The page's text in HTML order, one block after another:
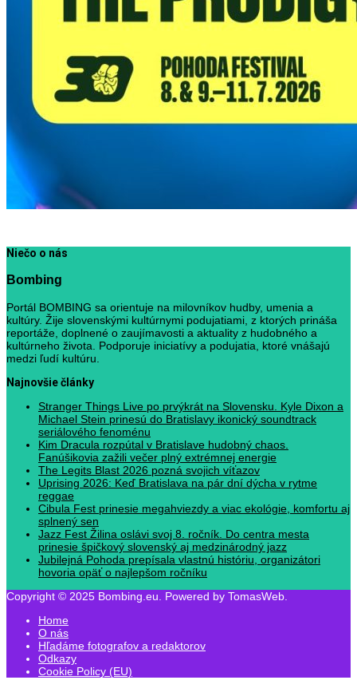
Niečo o nás
Bombing
Portál BOMBING sa orientuje na milovníkov hudby, umenia a
kultúry. Žije slovenskými kultúrnymi podujatiami, z ktorých prináša
reportáže, doplnené o zaujímavosti a aktuality z hudobného a
kultúrneho života. Podporuje iniciatívy a podujatia, ktoré vnášajú
medzi ľudí kultúru.
Najnovšie články
Stranger Things Live po prvýkrát na Slovensku. Kyle Dixon a
Michael Stein prinesú do Bratislavy ikonický soundtrack
seriálového fenoménu
Kim Dracula rozpútal v Bratislave hudobný chaos.
Fanúšikovia zažili večer plný extrémnej energie
The Legits Blast 2026 pozná svojich víťazov
Uprising 2026: Keď Bratislava na pár dní dýcha v rytme
reggae
Cibula Fest prinesie megahviezdy a viac ekológie, komfortu aj
splnený sen
Jazz Fest Žilina oslávi svoj 8. ročník. Do centra mesta
prinesie špičkový slovenský aj medzinárodný jazz
Jubilejná Pohoda prepísala vlastnú históriu, organizátori
hovoria opäť o najlepšom ročníku
Copyright © 2025 Bombing.eu. Powered by TomasWeb.
Home
O nás
Hľadáme fotografov a redaktorov
Odkazy
Cookie Policy (EU)